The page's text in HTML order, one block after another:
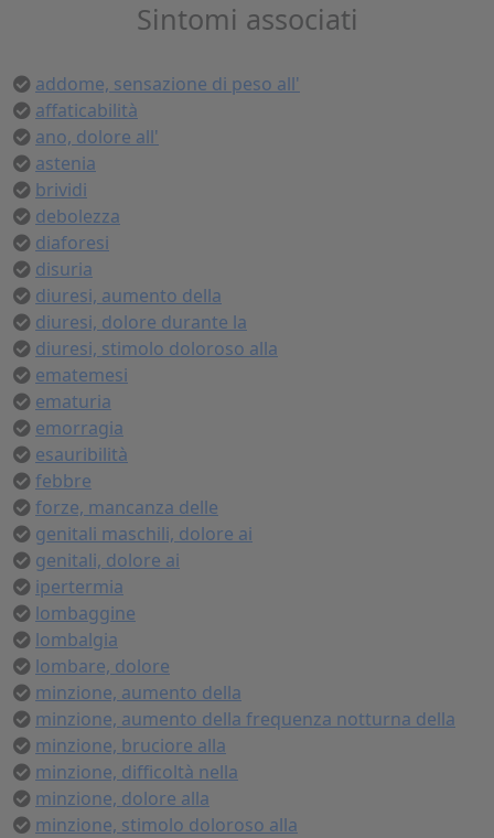
Sintomi associati
addome, sensazione di peso all'
affaticabilità
ano, dolore all'
astenia
brividi
debolezza
diaforesi
disuria
diuresi, aumento della
diuresi, dolore durante la
diuresi, stimolo doloroso alla
ematemesi
ematuria
emorragia
esauribilità
febbre
forze, mancanza delle
genitali maschili, dolore ai
genitali, dolore ai
ipertermia
lombaggine
lombalgia
lombare, dolore
minzione, aumento della
minzione, aumento della frequenza notturna della
minzione, bruciore alla
minzione, difficoltà nella
minzione, dolore alla
minzione, stimolo doloroso alla